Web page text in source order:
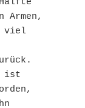
Armen,
viel
ist